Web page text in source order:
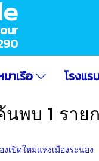
าเรือ โรงแ
นพบ 1 ราย
เปิดใหม่แห่งเมืองระนอง